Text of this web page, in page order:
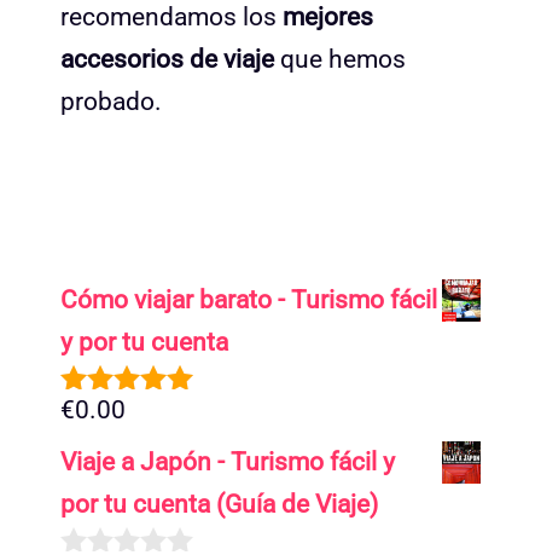
recomendamos los mejores
accesorios de viajeque hemos
probado.
Cómo viajar barato - Turismo fácil
y por tu cuenta
5.00de 5
€0.00
Viaje a Japón - Turismo fácil y
por tu cuenta (Guía de Viaje)